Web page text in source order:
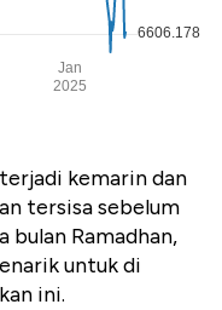
kemarin dan
tersisa sebelum
bulan Ramadhan,
untuk di
ini.